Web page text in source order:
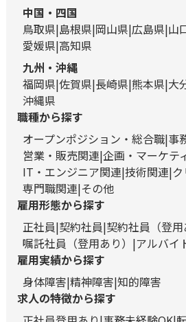
中国・四国
鳥取県 島根県 岡山県 広島県 山
愛媛県 高知県
九州・沖縄
福岡県 佐賀県 長崎県 熊本県 大
沖縄県
職種から探す
オープンポジション・総合職 事
営業・販売関連 企画・マーケテ
IT・エンジニア関連 技術関連
専門職関連 その他
雇用形態から探す
正社員 契約社員 契約社員（登用
嘱託社員（登用あり）
アルバイ
雇用実績から探す
身体障害 精神障害 知的障害
求人の特徴から探す